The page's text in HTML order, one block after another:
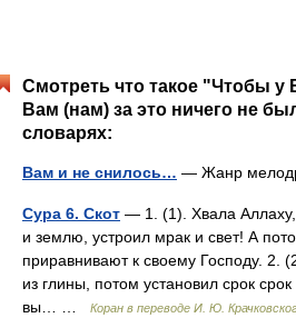
Смотреть что такое "Чтобы у
Вам (нам) за это ничего не
словарях:
Вам и не снилось… — Жанр
Сура 6. Скот — 1. (1). Хвала Аллаху,
и землю, устроил мрак и свет! А
приравнивают к своему Господу. 2.
из глины, потом установил срок
вы… …
Коран в переводе И. Ю.